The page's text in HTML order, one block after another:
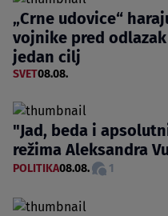
„Crne udovice“
vojnike pred
jedan cilj
SVET08.08.
"Jad, beda i
režima Aleksandra
POLITIKA08.08. 1